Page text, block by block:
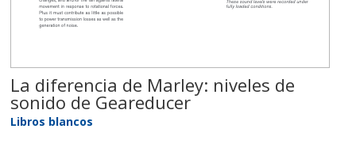
La diferencia de Marley: niveles de
sonido de Geareducer
Libros blancos